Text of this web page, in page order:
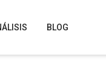
BLOG